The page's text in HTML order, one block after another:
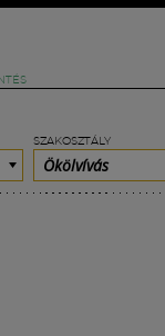
SZAKOSZTÁLY
Ökölvívás